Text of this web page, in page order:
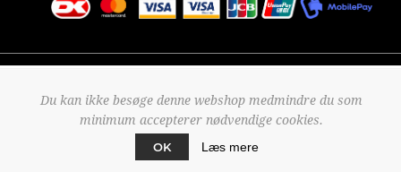
Powered by nopCommerce
Designed by 2Bdesign
Du kan ikke besøge denne webshop medmindre du som
minimum accepterer nødvendige cookies.
OK
Læs mere